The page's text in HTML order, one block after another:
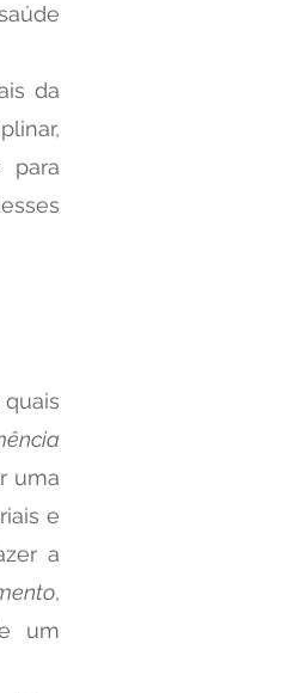
da
para
quais
uma
e
a
,
um